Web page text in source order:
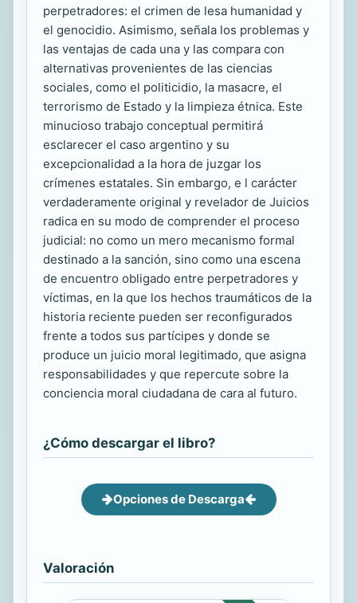
perpetradores: el crimen de lesa humanidad y
el genocidio. Asimismo, señala los problemas y
las ventajas de cada una y las compara con
alternativas provenientes de las ciencias
sociales, como el politicidio, la masacre, el
terrorismo de Estado y la limpieza étnica. Este
minucioso trabajo conceptual permitirá
esclarecer el caso argentino y su
excepcionalidad a la hora de juzgar los
crímenes estatales. Sin embargo, e l carácter
verdaderamente original y revelador de Juicios
radica en su modo de comprender el proceso
judicial: no como un mero mecanismo formal
destinado a la sanción, sino como una escena
de encuentro obligado entre perpetradores y
víctimas, en la que los hechos traumáticos de la
historia reciente pueden ser reconfigurados
frente a todos sus partícipes y donde se
produce un juicio moral legitimado, que asigna
responsabilidades y que repercute sobre la
conciencia moral ciudadana de cara al futuro.
¿Cómo descargar el libro?
Opciones de Descarga
Valoración